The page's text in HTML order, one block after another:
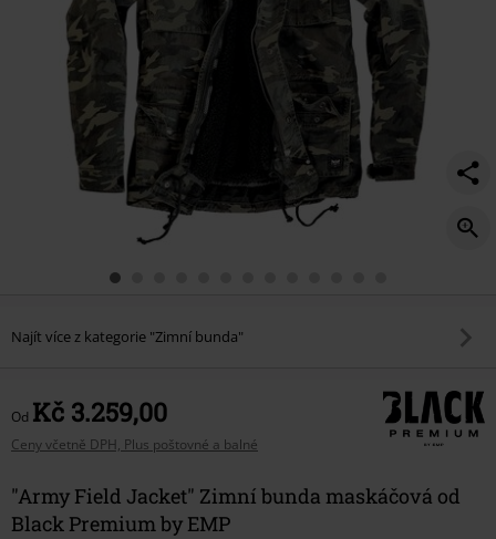
Najít více z kategorie "Zimní bunda"
Od Kč 3.259,00
Ceny včetně DPH, Plus poštovné a balné
"Army Field Jacket" Zimní bunda maskáčová od
Black Premium by EMP